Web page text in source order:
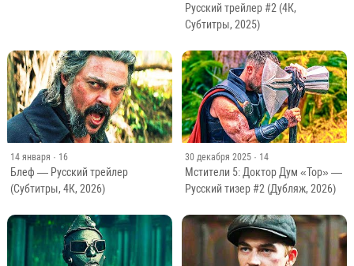
Русский трейлер #2 (4К,
Субтитры, 2025)
14 января · 16
Блеф — Русский трейлер
(Субтитры, 4К, 2026)
30 декабря 2025 · 14
Мстители 5: Доктор Дум «Тор» —
Русский тизер #2 (Дубляж, 2026)